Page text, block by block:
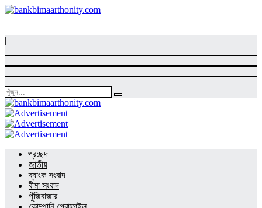
|
প্রচ্ছদ
জাতীয়
ব্যাংক সংবাদ
বীমা সংবাদ
পুঁজিবাজার